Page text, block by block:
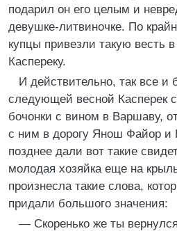
подарил он его целым и
девушке-литвиночке. По
купцы привезли такую весть
Каспереку.
И действительно, так все и
следующей весной Касперек
бочонки с вином в Варшаву,
с ним в дорогу Янош Файор и
позднее дали вот такие
молодая хозяйка еще на
произнесла такие слова,
придали большого значения:
― Скоренько же ты